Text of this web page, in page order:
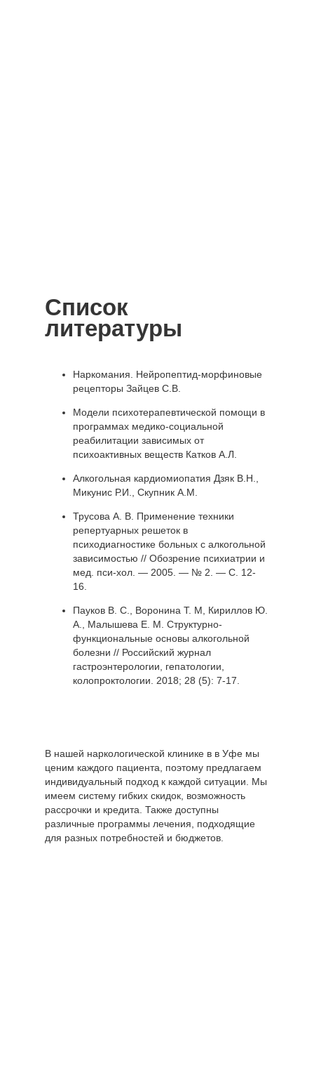
Список
литературы
Наркомания. Нейропептид-морфиновые
рецепторы Зайцев С.В.
Модели психотерапевтической помощи в
программах медико-социальной
реабилитации зависимых от
психоактивных веществ Катков А.Л.
Алкогольная кардиомиопатия Дзяк В.Н.,
Микунис Р.И., Скупник А.М.
Трусова А. В. Применение техники
репертуарных решеток в
психодиагностике больных с алкогольной
зависимостью // Обозрение психиатрии и
мед. пси-хол. — 2005. — № 2. — С. 12-
16.
Пауков В. С., Воронина Т. М, Кириллов Ю.
А., Малышева Е. М. Структурно-
функциональные основы алкогольной
болезни // Российский журнал
гастроэнтерологии, гепатологии,
колопроктологии. 2018; 28 (5): 7-17.
В нашей наркологической клинике в в Уфе мы
ценим каждого пациента, поэтому предлагаем
индивидуальный подход к каждой ситуации. Мы
имеем систему гибких скидок, возможность
рассрочки и кредита. Также доступны
различные программы лечения, подходящие
для разных потребностей и бюджетов.